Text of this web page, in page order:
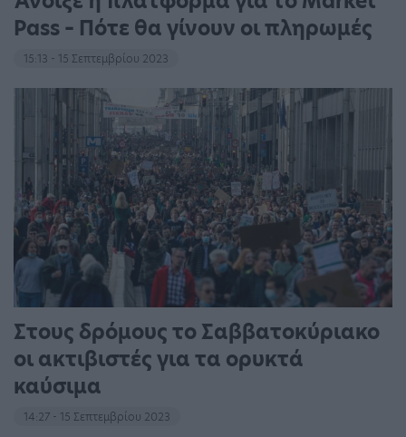
Pass – Πότε θα γίνουν οι πληρωμές
15:13 - 15 Σεπτεμβρίου 2023
Στους δρόμους το Σαββατοκύριακο
οι ακτιβιστές για τα ορυκτά
καύσιμα
14:27 - 15 Σεπτεμβρίου 2023